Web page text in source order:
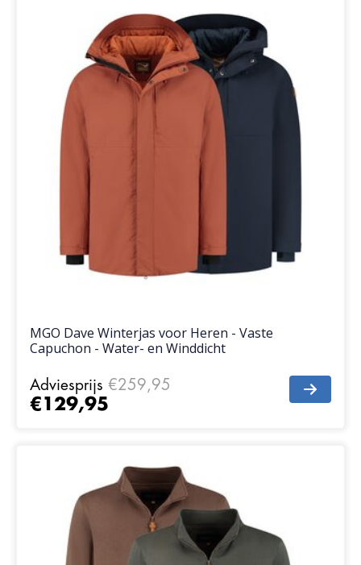
MGO Dave Winterjas voor Heren - Vaste
Capuchon - Water- en Winddicht
Adviesprijs €259,95
€129,95